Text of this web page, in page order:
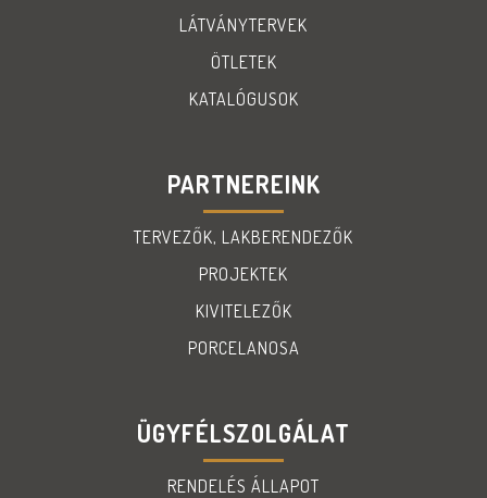
LÁTVÁNYTERVEK
ÖTLETEK
KATALÓGUSOK
PARTNEREINK
TERVEZŐK, LAKBERENDEZŐK
PROJEKTEK
KIVITELEZŐK
PORCELANOSA
ÜGYFÉLSZOLGÁLAT
RENDELÉS ÁLLAPOT